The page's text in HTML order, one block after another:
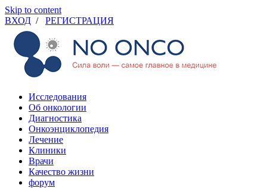
Skip to content
ВХОД / РЕГИСТРАЦИЯ
Исследования
Об онкологии
Диагностика
Онкоэнциклопедия
Лечение
Клиники
Врачи
Качество жизни
форум